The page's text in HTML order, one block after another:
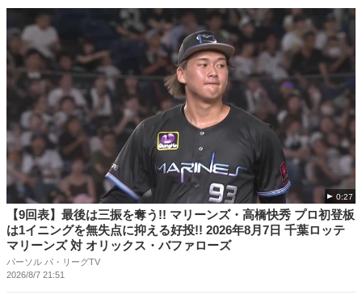
0:27
【9回表】最後は三振を奪う!! マリーンズ・高橋快秀 プロ初登板
は1イニングを無失点に抑える好投!! 2026年8月7日 千葉ロッテ
マリーンズ 対 オリックス・バファローズ
パーソル パ・リーグTV
2026/8/7 21:51